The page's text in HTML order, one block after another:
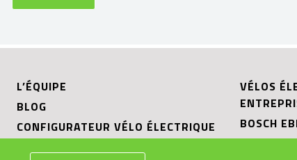
L’ÉQUIPE
BLOG
CONFIGURATEUR VÉLO ÉLECTRIQUE
VÉLOS
BOSCH
SHIMANO